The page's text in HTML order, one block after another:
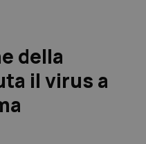
della
il virus a